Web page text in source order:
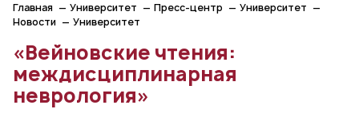
Главная Университет Пресс-центр
Университет
Новости
Университет
«Вейновские чтения:
междисциплинарная
неврология»